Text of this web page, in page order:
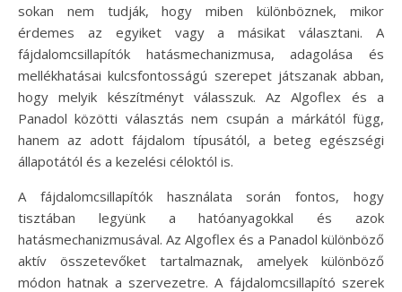
sokan nem tudják, hogy miben különböznek, mikor
érdemes az egyiket vagy a másikat választani. A
fájdalomcsillapítók hatásmechanizmusa, adagolása és
mellékhatásai kulcsfontosságú szerepet játszanak abban,
hogy melyik készítményt válasszuk. Az Algoflex és a
Panadol közötti választás nem csupán a márkától függ,
hanem az adott fájdalom típusától, a beteg egészségi
állapotától és a kezelési céloktól is.
A fájdalomcsillapítók használata során fontos, hogy
tisztában legyünk a hatóanyagokkal és azok
hatásmechanizmusával. Az Algoflex és a Panadol különböző
aktív összetevőket tartalmaznak, amelyek különböző
módon hatnak a szervezetre. A fájdalomcsillapító szerek